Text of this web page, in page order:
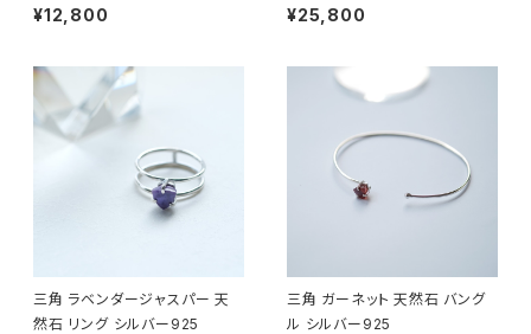
¥12,800 ¥25,800
三角 ラベンダージャスパー 天
然石 リング シルバー925
三角 ガーネット 天然石 バング
ル シルバー925